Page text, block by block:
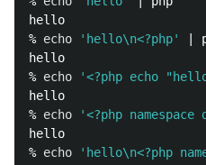
hello
% echo 'hello\n<?php'
|
hello
% echo '<?php echo
hello
% echo
'<?php
hello
% echo 'hello\n<?php